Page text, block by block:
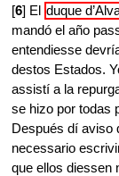
[6] El duque
mandó el año
entendiesse
destos Estados.
assistí a la
se hizo por todas
Después dí aviso
necessario
que ellos diessen